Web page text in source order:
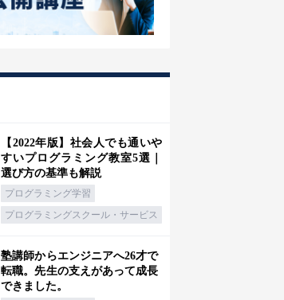
【2022年版】社会人でも通いや
すいプログラミング教室5選｜
選び方の基準も解説
プログラミング学習
プログラミングスクール・サービス
塾講師からエンジニアへ26才で
転職。先生の支えがあって成長
できました。